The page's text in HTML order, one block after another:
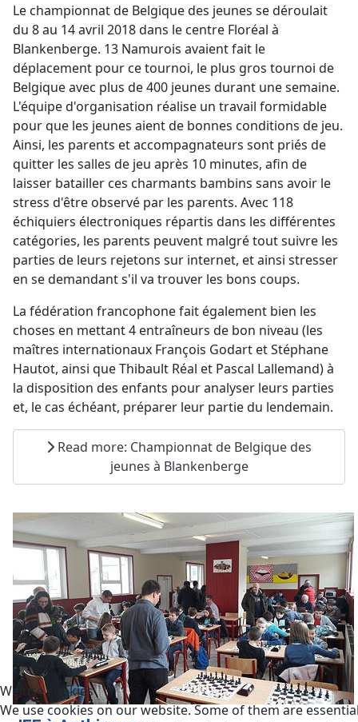
Le championnat de Belgique des jeunes se déroulait
du 8 au 14 avril 2018 dans le centre Floréal à
Blankenberge. 13 Namurois avaient fait le
déplacement pour ce tournoi, le plus gros tournoi de
Belgique avec plus de 400 jeunes durant une semaine.
L'équipe d'organisation réalise un travail formidable
pour que les jeunes aient de bonnes conditions de jeu.
Ainsi, les parents et accompagnateurs sont priés de
quitter les salles de jeu après 10 minutes, afin de
laisser batailler ces charmants bambins sans avoir le
stress d'être observé par les parents. Avec 118
échiquiers électroniques répartis dans les différentes
catégories, les parents peuvent malgré tout suivre les
parties de leurs rejetons sur internet, et ainsi stresser
en se demandant s'il va trouver les bons coups.
La fédération francophone fait également bien les
choses en mettant 4 entraîneurs de bon niveau (les
maîtres internationaux François Godart et Stéphane
Hautot, ainsi que Thibault Réal et Pascal Lallemand) à
la disposition des enfants pour analyser leurs parties
et, le cas échéant, préparer leur partie du lendemain.
Read more: Championnat de Belgique des
jeunes à Blankenberge
We use cookies
We use cookies on our website. Some of them are